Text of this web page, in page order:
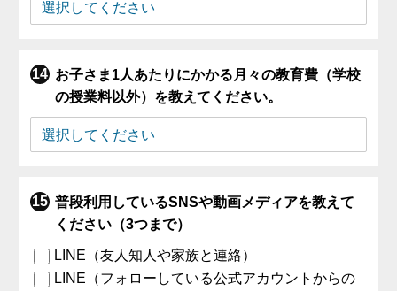
お子さま1人あたりにかかる月々の教育費（学校
の授業料以外）を教えてください。
普段利用しているSNSや動画メディアを教えて
ください（3つまで）
LINE（友人知人や家族と連絡）
LINE（フォローしている公式アカウントからの